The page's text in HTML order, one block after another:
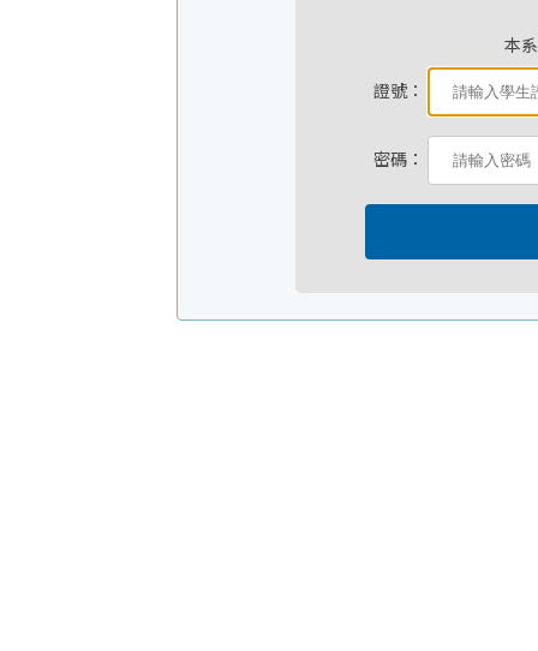
本
證號：
密碼：